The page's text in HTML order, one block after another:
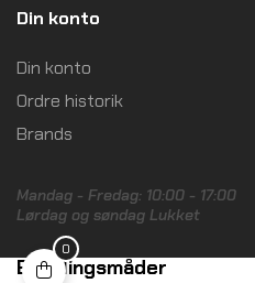
Din konto
Din konto
Ordre historik
Brands
Mandag - Fredag: 10:00 - 17:00
Lørdag og søndag Lukket
Betalingsmåder
0